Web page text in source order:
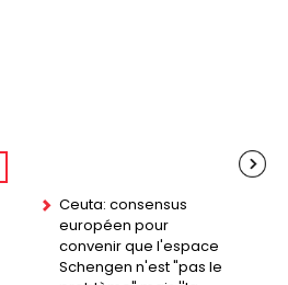
Ceuta: consensus
européen pour
convenir que l'espace
Schengen n'est "pas le